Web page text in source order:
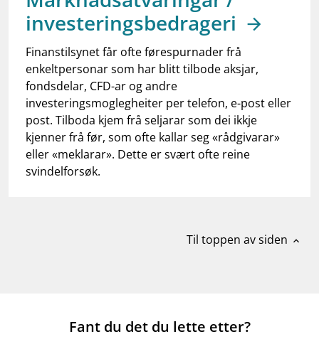
dashboard Informasjon for investorer
notifications_noneAbonner på nyhetsvarsel
investeringsbedrageri
Finanstilsynet får ofte førespurnader frå
enkeltpersonar som har blitt tilbode aksjar,
fondsdelar, CFD-ar og andre
investeringsmoglegheiter per telefon, e-post eller
post. Tilboda kjem frå seljarar som dei ikkje
kjenner frå før, som ofte kallar seg «rådgivarar»
eller «meklarar». Dette er svært ofte reine
svindelforsøk.
Til toppen av siden expand_less
Fant du det du lette etter?